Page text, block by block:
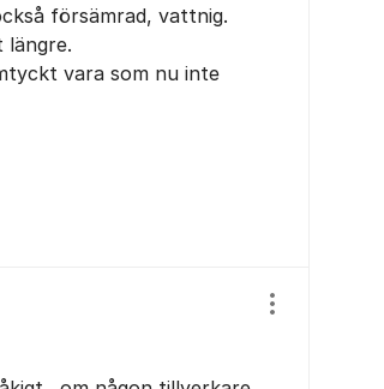
försämrad, vattnig.
längre.
vara som nu inte
Visa/dölj